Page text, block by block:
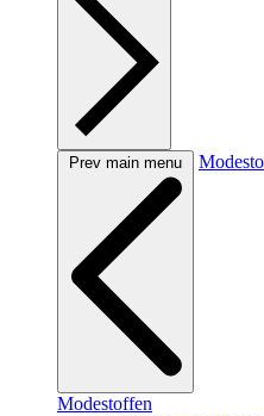
Prev main menu
Modestoffen